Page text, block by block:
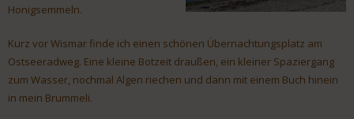
Honigsemmeln.
Kurz vor Wismar finde ich einen schönen Übernachtungsplatz am
Ostseeradweg. Eine kleine Botzeit draußen, ein kleiner Spaziergang
zum Wasser, nochmal Algen riechen und dann mit einem Buch hinein
in mein Brummeli.